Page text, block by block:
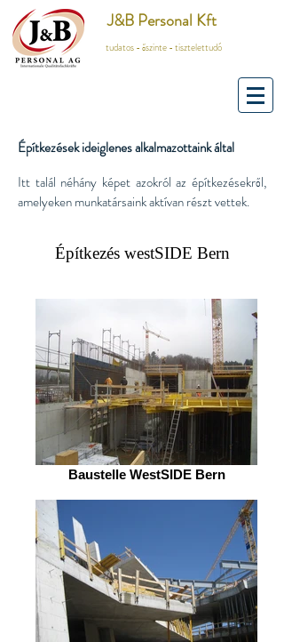
J&B Personal Kft
tudatos - őszinte - tisztelettudó
Építkezések ideiglenes alkalmazottaink által
Itt talál néhány képet azokról az építkezésekről,
amelyeken munkatársaink aktívan részt vettek.
Építkezés westSIDE Bern
Baustelle WestSIDE Bern